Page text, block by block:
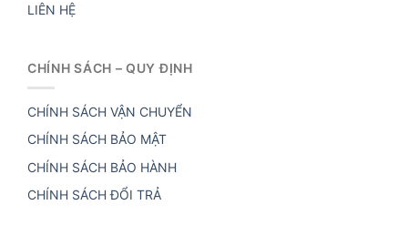
LIÊN HỆ
CHÍNH SÁCH – QUY ĐỊNH
CHÍNH SÁCH VẬN CHUYỂN
CHÍNH SÁCH BẢO MẬT
CHÍNH SÁCH BẢO HÀNH
CHÍNH SÁCH ĐỔI TRẢ